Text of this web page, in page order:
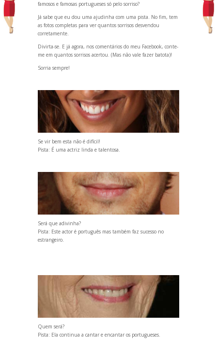
famosos e famosas portugueses só pelo sorriso?
Já sabe que eu dou uma ajudinha com uma pista. No fim, tem
as fotos completas para ver quantos sorrisos desvendou
corretamente.
Divirta-se. E já agora, nos comentários do meu Facebook, conte-
me em quantos sorrisos acertou. (Mas não vale fazer batota)!
Sorria sempre!
Se vir bem esta não é difícil!
Pista: É uma actriz linda e talentosa.
Será que adivinha?
Pista: Este actor é português mas também faz sucesso no
estrangeiro.
Quem será?
Pista: Ela continua a cantar e encantar os portugueses.